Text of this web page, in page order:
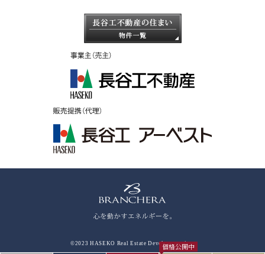
©2023 HASEKO Real Estate Development,inc.
価格公開中